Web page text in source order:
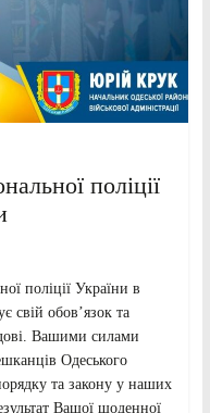
поліції
поліції України в
свій обов’язок та
Вашими силами
Одеського
та закону у наших
Вашої щоденної